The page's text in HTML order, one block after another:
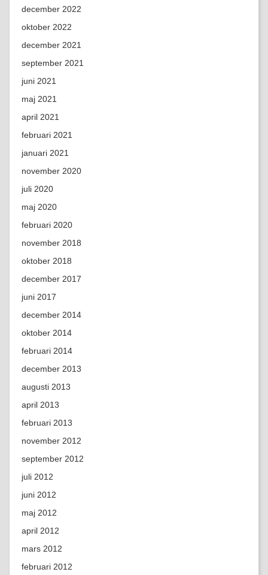
december 2022
oktober 2022
december 2021
september 2021
juni 2021
maj 2021
april 2021
februari 2021
januari 2021
november 2020
juli 2020
maj 2020
februari 2020
november 2018
oktober 2018
december 2017
juni 2017
december 2014
oktober 2014
februari 2014
december 2013
augusti 2013
april 2013
februari 2013
november 2012
september 2012
juli 2012
juni 2012
maj 2012
april 2012
mars 2012
februari 2012